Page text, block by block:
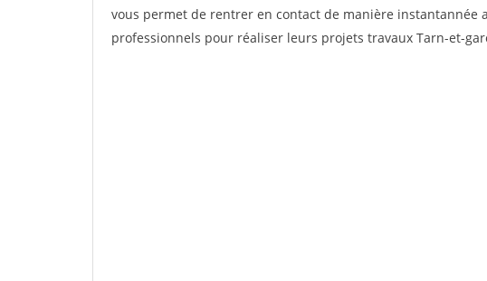
vous permet de rentrer en contact de manière instantannée
professionnels pour réaliser leurs projets travaux Tarn-et-